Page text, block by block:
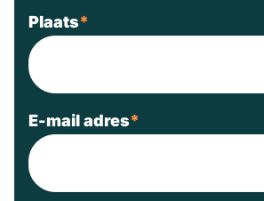
Plaats*
E-mail adres*